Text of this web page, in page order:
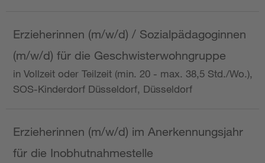
Erzieherinnen (m/w/d) / Sozialpädagoginnen
(m/w/d) für die Geschwisterwohngruppe
in Vollzeit oder Teilzeit (min. 20 - max. 38,5 Std./Wo.),
SOS-Kinderdorf Düsseldorf, Düsseldorf
Erzieherinnen (m/w/d) im Anerkennungsjahr
für die Inobhutnahmestelle